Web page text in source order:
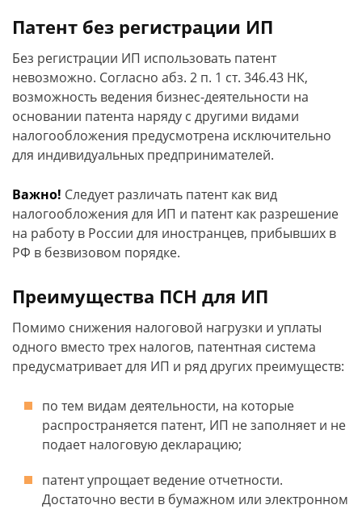
Патент без регистрации ИП
Без регистрации ИП использовать патент
невозможно. Согласно абз. 2 п. 1 ст. 346.43 НК,
возможность ведения бизнес-деятельности на
основании патента наряду с другими видами
налогообложения предусмотрена исключительно
для индивидуальных предпринимателей.
Важно! Следует различать патент как вид
налогообложения для ИП и патент как разрешение
на работу в России для иностранцев, прибывших в
РФ в безвизовом порядке.
Преимущества ПСН для ИП
Помимо снижения налоговой нагрузки и уплаты
одного вместо трех налогов, патентная система
предусматривает для ИП и ряд других преимуществ:
по тем видам деятельности, на которые
распространяется патент, ИП не заполняет и не
подает налоговую декларацию;
патент упрощает ведение отчетности.
Достаточно вести в бумажном или электронном